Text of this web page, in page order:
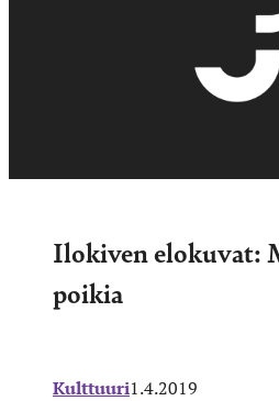
Ilokiven elokuvat:
poikia
Kulttuuri1.4.2019